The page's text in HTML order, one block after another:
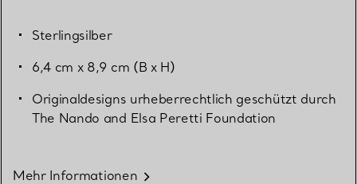
Sterlingsilber
6,4 cm x 8,9 cm (B x H)
Originaldesigns urheberrechtlich geschützt durch
The Nando and Elsa Peretti Foundation
Mehr Informationen